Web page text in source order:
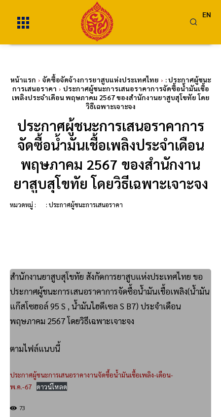
EN
หน้าแรก จัดซื้อจัดจ้างการยาสูบแห่งประเทศไทย
: ประกาศผู้ชนะ
การเสนอราคา
ประกาศผู้ชนะการเสนอราคาการจัดซื้อน้ำมันเชื้อ
เพลิงประจำเดือน พฤษภาคม 2567 ของสำนักงานยาสูบสุโขทัย โดย
วิธีเฉพาะเจาะจง
ประกาศผู้ชนะการเสนอราคาการ
จัดซื้อน้ำมันเชื้อเพลิงประจำเดือน
พฤษภาคม 2567 ของสำนักงาน
ยาสูบสุโขทัย โดยวิธีเฉพาะเจาะจง
หมวดหมู่ : : ประกาศผู้ชนะการเสนอราคา
สำนักงานยาสูบสุโขทัย สังกัดการยาสูบแห่งประเทศไทย ขอ
ประกาศผู้ชนะการเสนอราคาการจัดซื้อน้ำมันเชื้อเพลิง(น้ำมัน
แก๊สโซฮอล์ 95 S , น้ำมันไฮดีเซล S B7) ประจำเดือน
พฤษภาคม 2567 โดยวิธีเฉพาะเจาะจง
ตามไฟล์แนบนี้
ประกาศผู้ชนะการเสนอราคางานจัดซื้อน้ำมันเชื้อเพลิง-เดือน-
พ.ค.-67
ดาวน์โหลด
73